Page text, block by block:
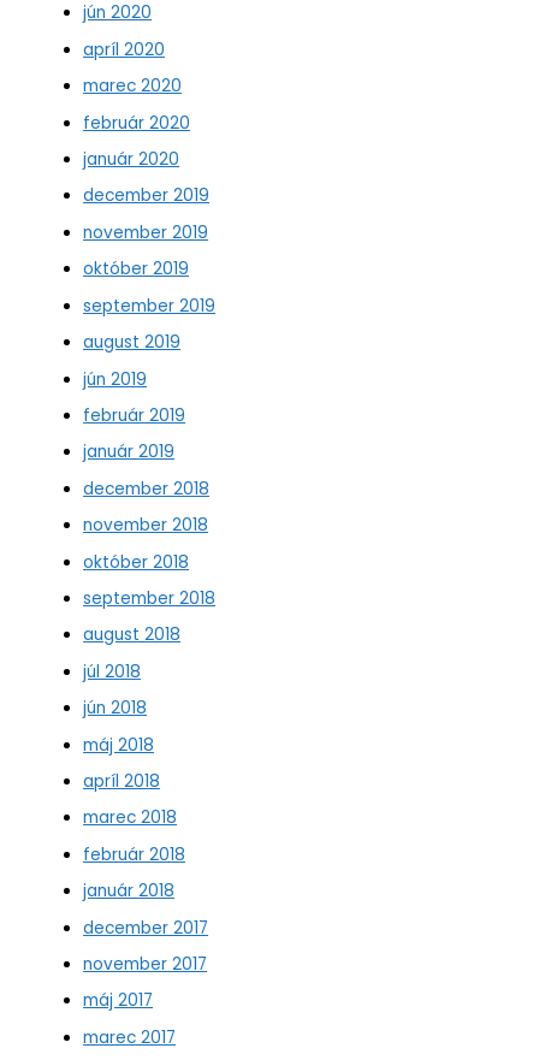
jún 2020
apríl 2020
marec 2020
február 2020
január 2020
december 2019
november 2019
október 2019
september 2019
august 2019
jún 2019
február 2019
január 2019
december 2018
november 2018
október 2018
september 2018
august 2018
júl 2018
jún 2018
máj 2018
apríl 2018
marec 2018
február 2018
január 2018
december 2017
november 2017
máj 2017
marec 2017